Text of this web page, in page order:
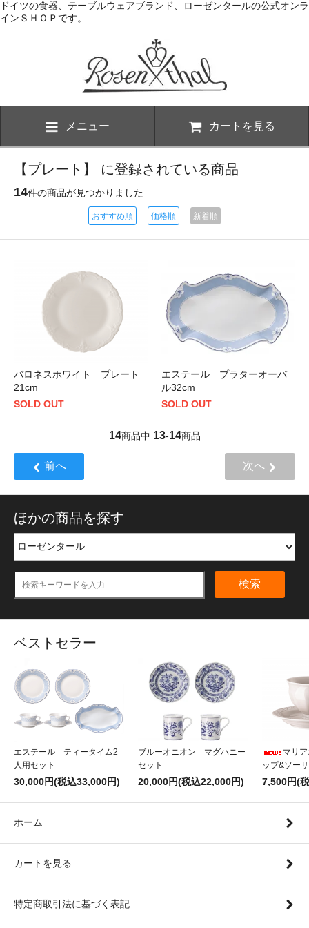
ドイツの食器、テーブルウェアブランド、ローゼンタールの公式オンラ
インＳＨＯＰです。
メニュー カートを見る
【プレート】 に登録されている商品
14件の商品が見つかりました
おすすめ順 価格順 新着順
バロネスホワイト プレート
21cm
SOLD OUT
エステール プラターオーバ
ル32cm
SOLD OUT
14商品中 13-14商品
前へ 次へ
ほかの商品を探す
検索
ベストセラー
エステール ティータイム2
人用セット
30,000円(税込33,000円)
ブルーオニオン マグハニー
セット
20,000円(税込22,000円)
マリ
ップ&ソー
7,500円(
ホーム
カートを見る
特定商取引法に基づく表記